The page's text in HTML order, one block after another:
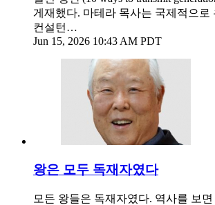
게재했다. 마테라 목사는 국제적으로
컨설턴…
Jun 15, 2026 10:43 AM PDT
왕은 모두 독재자였다
모든 왕들은 독재자였다. 역사를 보